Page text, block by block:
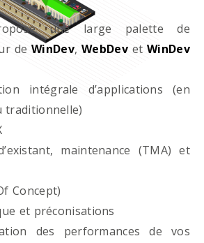
une large palette de
deWinDev,WebDevet WinDev
d’applications (en
traditionnelle)
maintenance (TMA) et
Concept)
et préconisations
des performances de vos